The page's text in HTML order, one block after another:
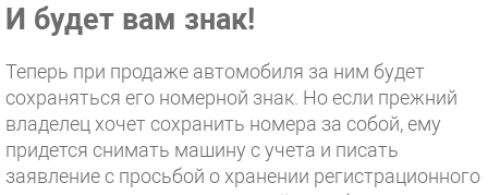
И будет вам знак!
Теперь при продаже автомобиля за ним будет
сохраняться его номерной знак. Но если прежний
владелец хочет сохранить номера за собой, ему
придется снимать машину с учета и писать
заявление с просьбой о хранении регистрационного